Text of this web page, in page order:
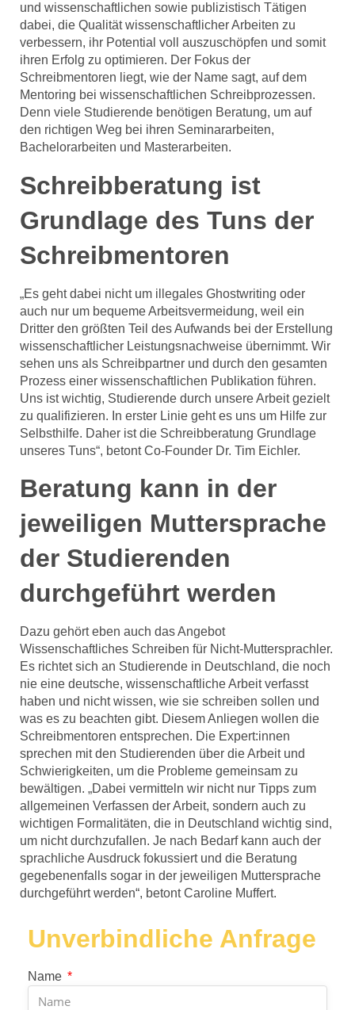
und wissenschaftlichen sowie publizistisch Tätigen
dabei, die Qualität wissenschaftlicher Arbeiten zu
verbessern, ihr Potential voll auszuschöpfen und somit
ihren Erfolg zu optimieren. Der Fokus der
Schreibmentoren liegt, wie der Name sagt, auf dem
Mentoring bei wissenschaftlichen Schreibprozessen.
Denn viele Studierende benötigen Beratung, um auf
den richtigen Weg bei ihren Seminararbeiten,
Bachelorarbeiten und Masterarbeiten.
Schreibberatung ist
Grundlage des Tuns der
Schreibmentoren
„Es geht dabei nicht um illegales Ghostwriting oder
auch nur um bequeme Arbeitsvermeidung, weil ein
Dritter den größten Teil des Aufwands bei der Erstellung
wissenschaftlicher Leistungsnachweise übernimmt. Wir
sehen uns als Schreibpartner und durch den gesamten
Prozess einer wissenschaftlichen Publikation führen.
Uns ist wichtig, Studierende durch unsere Arbeit gezielt
zu qualifizieren. In erster Linie geht es uns um Hilfe zur
Selbsthilfe. Daher ist die Schreibberatung Grundlage
unseres Tuns“, betont Co-Founder Dr. Tim Eichler.
Beratung kann in der
jeweiligen Muttersprache
der Studierenden
durchgeführt werden
Dazu gehört eben auch das Angebot
Wissenschaftliches Schreiben für Nicht-Muttersprachler.
Es richtet sich an Studierende in Deutschland, die noch
nie eine deutsche, wissenschaftliche Arbeit verfasst
haben und nicht wissen, wie sie schreiben sollen und
was es zu beachten gibt. Diesem Anliegen wollen die
Schreibmentoren entsprechen. Die Expert:innen
sprechen mit den Studierenden über die Arbeit und
Schwierigkeiten, um die Probleme gemeinsam zu
bewältigen. „Dabei vermitteln wir nicht nur Tipps zum
allgemeinen Verfassen der Arbeit, sondern auch zu
wichtigen Formalitäten, die in Deutschland wichtig sind,
um nicht durchzufallen. Je nach Bedarf kann auch der
sprachliche Ausdruck fokussiert und die Beratung
gegebenenfalls sogar in der jeweiligen Muttersprache
durchgeführt werden“, betont Caroline Muffert.
Unverbindliche Anfrage
Name